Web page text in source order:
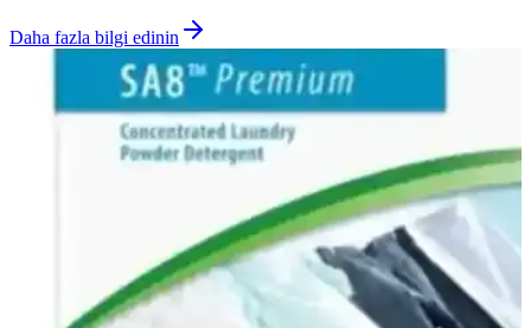
Daha fazla bilgi edinin